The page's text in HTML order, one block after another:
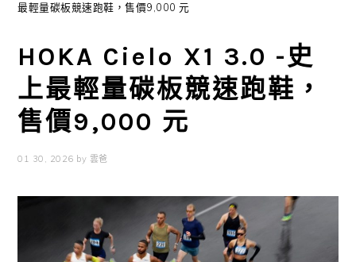
最輕量碳板競速跑鞋，售價9,000 元
HOKA Cielo X1 3.0 -史
上最輕量碳板競速跑鞋，
售價9,000 元
01 30, 2026 by 雲爸